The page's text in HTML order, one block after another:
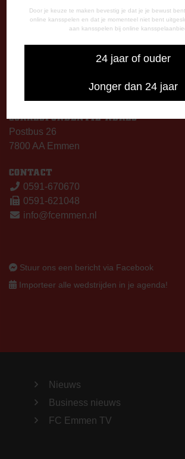
Door je keuze te maken bevestig je dat je je bewust
online kansspelen en dat je momenteel niet bent
aan kansspelen bij online
24 jaar of ouder
Jonger dan 24 jaar
Woensdag
13:00 - 17:00 uur
Vrijdag
Op thuiswedstrijddagen bereikbaar vanaf
CORRESPONDENTIE-ADRES
Postbus 26
7800 AA Emmen
CONTACT
0591-670670
0591-621048
info@fcemmen.nl
Stuur ons een bericht via Facebook
Importeer alle wedstrijden in je agenda!
Nieuws
Business nieuws
FC Emmen TV